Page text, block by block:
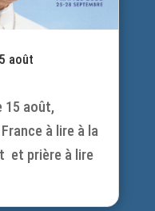
août
15 août,
à lire à la
et prière à lire